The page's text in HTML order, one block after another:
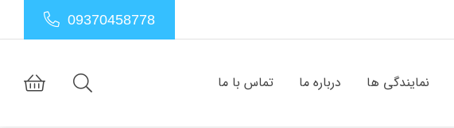
09370458778
نمایندگی ها درباره ما تماس با ما